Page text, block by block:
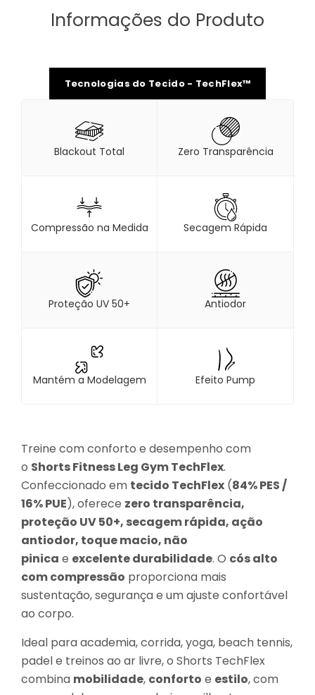
Informações do Produto
Tecnologias do Tecido - TechFlex™
Blackout Total Zero Transparência
Compressão na Medida Secagem Rápida
Proteção UV 50+ Antiodor
Mantém a Modelagem Efeito Pump
Treine com conforto e desempenho com
o Shorts Fitness Leg Gym TechFlex.
Confeccionado em tecido TechFlex (84% PES /
16% PUE), oferece zero transparência,
proteção UV 50+, secagem rápida, ação
antiodor, toque macio, não
pinica e excelente durabilidade. O cós alto
com compressão proporciona mais
sustentação, segurança e um ajuste confortável
ao corpo.
Ideal para academia, corrida, yoga, beach tennis,
padel e treinos ao ar livre, o Shorts TechFlex
combina mobilidade, conforto e estilo, com